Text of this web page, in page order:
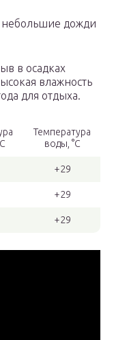
небольшие дожди
в осадках
влажность
для отдыха.
Температура
воды, °С
+29
+29
+29